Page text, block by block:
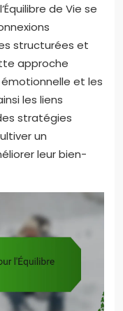
de Vie se
structurées et
approche
et les
les liens
stratégies
un
leur bien-